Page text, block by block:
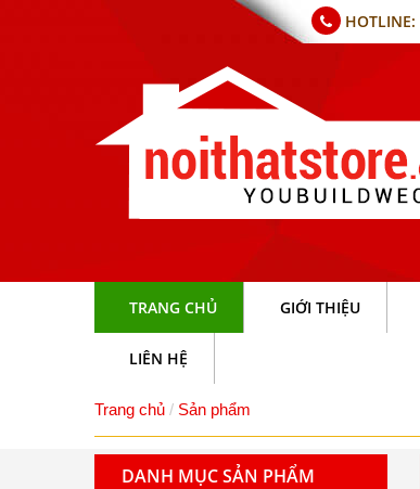
HOTLINE:
TRANG CHỦ GIỚI THIỆU
LIÊN HỆ
Trang chủ Sản phẩm
DANH MỤC SẢN PHẨM